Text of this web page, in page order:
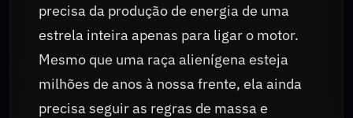
precisa da produção de energia de uma
estrela inteira apenas para ligar o motor.
Mesmo que uma raça alienígena esteja
milhões de anos à nossa frente, ela ainda
precisa seguir as regras de massa e